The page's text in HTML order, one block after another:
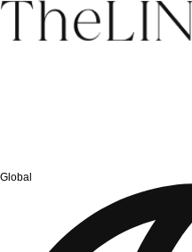
Global